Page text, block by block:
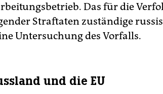
Das für die
Straftaten zuständige
Untersuchung des Vorfalls.
und die EU